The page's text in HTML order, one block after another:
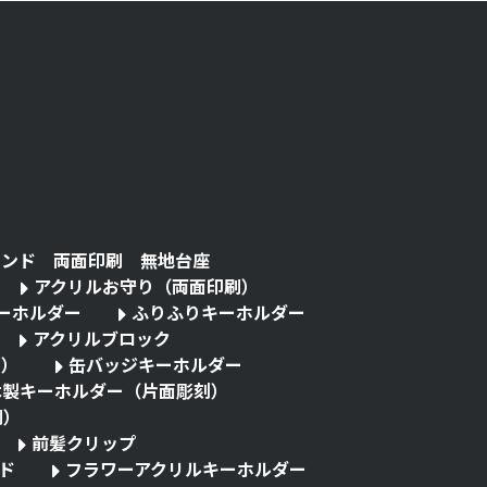
ンド 両面印刷 無地台座
アクリルお守り（両面印刷）
ホルダー
ふりふりキーホルダー
アクリルブロック
缶バッジキーホルダー
キーホルダー（片面彫刻）
前髪クリップ
フラワーアクリルキーホルダー